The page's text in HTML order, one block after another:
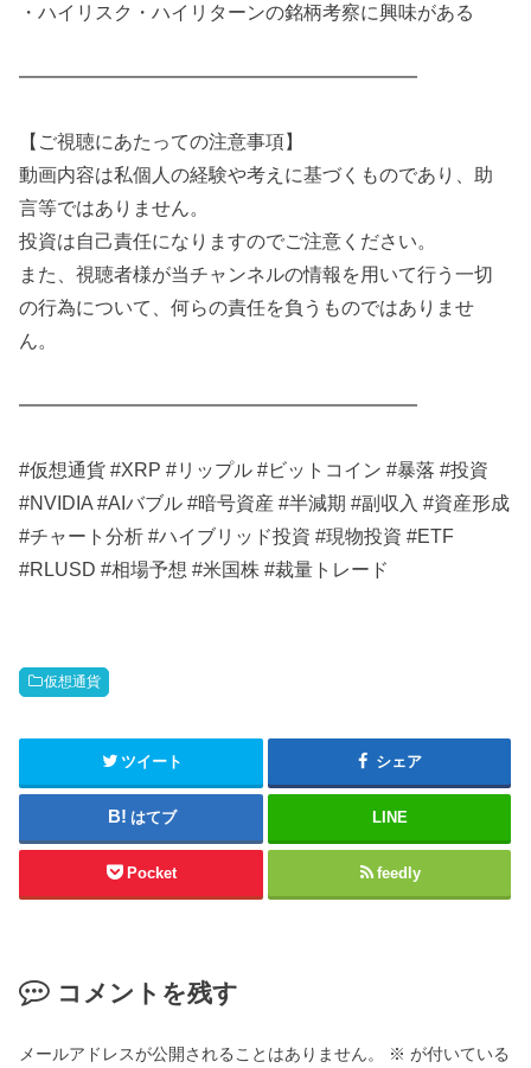
・ハイリスク・ハイリターンの銘柄考察に興味がある
━━━━━━━━━━━━━━━━━━━━━
【ご視聴にあたっての注意事項】
動画内容は私個人の経験や考えに基づくものであり、助
言等ではありません。
投資は自己責任になりますのでご注意ください。
また、視聴者様が当チャンネルの情報を用いて行う一切
の行為について、何らの責任を負うものではありませ
ん。
━━━━━━━━━━━━━━━━━━━━━
#仮想通貨 #XRP #リップル #ビットコイン #暴落 #投資
#NVIDIA #AIバブル #暗号資産 #半減期 #副収入 #資産形成
#チャート分析 #ハイブリッド投資 #現物投資 #ETF
#RLUSD #相場予想 #米国株 #裁量トレード
仮想通貨
ツイート シェア
はてブ LINE
Pocket feedly
コメントを残す
メールアドレスが公開されることはありません。 ※ が付いている